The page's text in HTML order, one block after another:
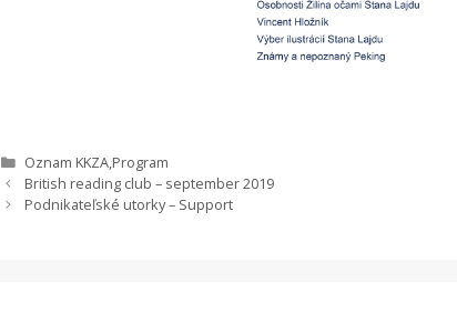
Kategórie
Oznam KKZA,Program
British reading club – september 2019
Podnikateľské utorky – Support